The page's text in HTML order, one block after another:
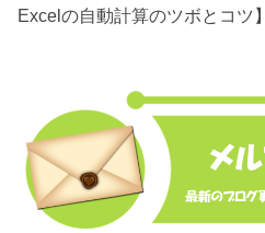
Excelの自動計算のツボとコツ